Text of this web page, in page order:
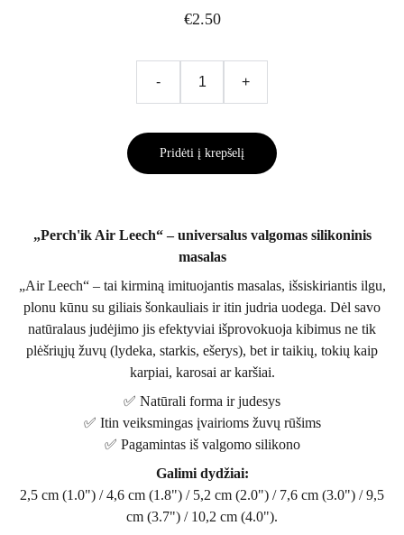
€2.50
- +
Pridėti į krepšelį
„Perch'ik Air Leech“ – universalus valgomas silikoninis
masalas
„Air Leech“ – tai kirminą imituojantis masalas, išsiskiriantis ilgu,
plonu kūnu su giliais šonkauliais ir itin judria uodega. Dėl savo
natūralaus judėjimo jis efektyviai išprovokuoja kibimus ne tik
plėšriųjų žuvų (lydeka, starkis, ešerys), bet ir taikių, tokių kaip
karpiai, karosai ar karšiai.
✅ Natūrali forma ir judesys
✅ Itin veiksmingas įvairioms žuvų rūšims
✅ Pagamintas iš valgomo silikono
Galimi dydžiai:
2,5 cm (1.0") / 4,6 cm (1.8") / 5,2 cm (2.0") / 7,6 cm (3.0") / 9,5
cm (3.7") / 10,2 cm (4.0").